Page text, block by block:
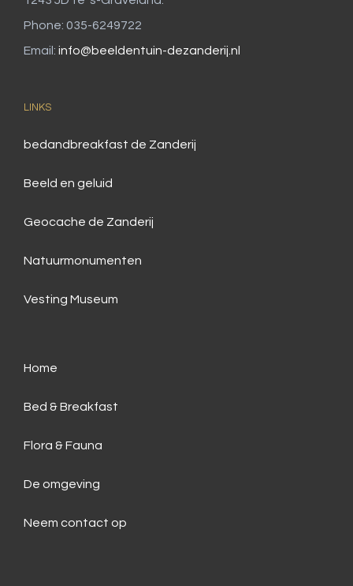
Phone: 035-6249722
Email: info@beeldentuin-dezanderij.nl
LINKS
bedandbreakfast de Zanderij
Beeld en geluid
Geocache de Zanderij
Natuurmonumenten
Vesting Museum
Home
Bed & Breakfast
Flora & Fauna
De omgeving
Neem contact op